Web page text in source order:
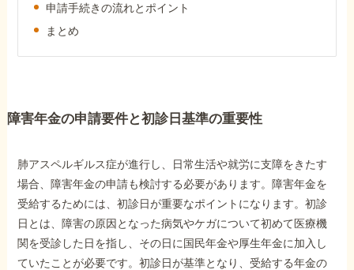
サイトマップ
他社と何が違うの？
当事務所に
依頼するメリット
申請手続きの流れとポイント
まとめ
障害年金の申請要件と初診日基準の重要性
肺アスペルギルス症が進行し、日常生活や就労に支障をきたす
場合、障害年金の申請も検討する必要があります。障害年金を
受給するためには、初診日が重要なポイントになります。初診
日とは、障害の原因となった病気やケガについて初めて医療機
関を受診した日を指し、その日に国民年金や厚生年金に加入し
ていたことが必要です。初診日が基準となり、受給する年金の